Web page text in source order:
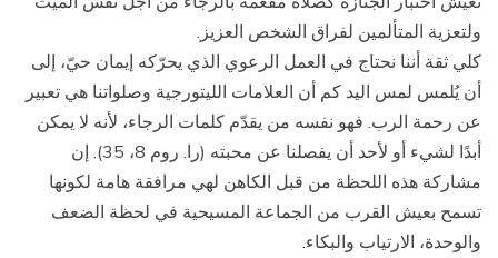
ولتعزية المتألمين لفراق الشخص العزيز.
كلي ثقة أننا نحتاج في العمل الرعوي الذي يحرّكه إيمان حيّ، إلى
أن يُلمس لمس اليد كم أن العلامات الليتورجية وصلواتنا هي تعبير
عن رحمة الرب. فهو نفسه من يقدّم كلمات الرجاء، لأنه لا يمكن
أبدًا لشيء أو لأحد أن يفصلنا عن محبته (را. روم 8، 35). إن
مشاركة هذه اللحظة من قبل الكاهن لهي مرافقة هامة لكونها
تسمح بعيش القرب من الجماعة المسيحية في لحظة الضعف
والوحدة، الارتياب والبكاء.